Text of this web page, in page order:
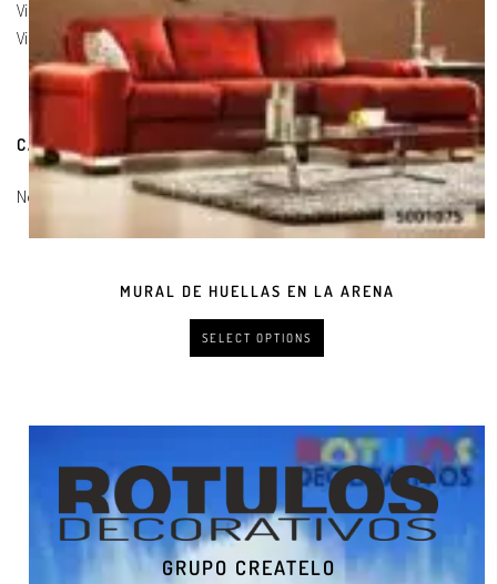
MURAL DE HUELLAS EN LA ARENA
SELECT OPTIONS
Vinilos Para Suelos(9)
Vinilos Para Vidrios
(17)
CARRITO DE COMPRAS
No hay productos en el carrito.
GRUPO CREATELO